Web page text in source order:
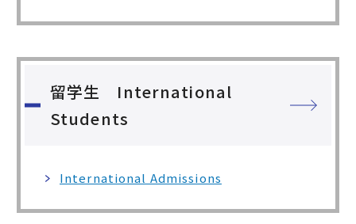
留学生 International
Students
International Admissions